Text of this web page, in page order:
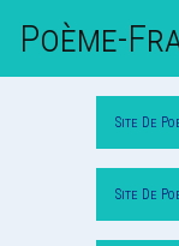
Poème-Fr
Site De
Site De